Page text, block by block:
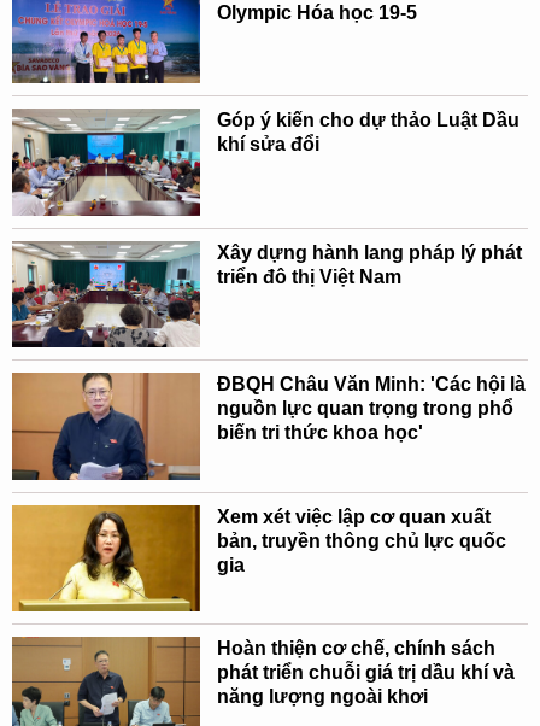
Olympic Hóa học 19-5
Góp ý kiến cho dự thảo Luật Dầu
khí sửa đổi
Xây dựng hành lang pháp lý phát
triển đô thị Việt Nam
ĐBQH Châu Văn Minh: 'Các hội là
nguồn lực quan trọng trong phổ
biến tri thức khoa học'
Xem xét việc lập cơ quan xuất
bản, truyền thông chủ lực quốc
gia
Hoàn thiện cơ chế, chính sách
phát triển chuỗi giá trị dầu khí và
năng lượng ngoài khơi